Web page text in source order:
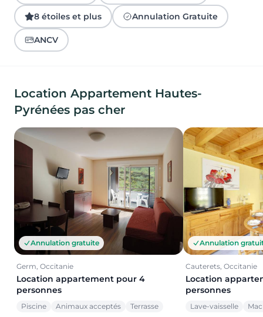
8 étoiles et plus Annulation Gratuite
ANCV
Location Appartement Hautes-
Pyrénées pas cher
Annulation gratuite
Germ, Occitanie
Location appartement pour 4
personnes
Piscine Animaux acceptés Terrasse
Annulation
Cauterets, Occitanie
Location
personnes
Lave-vaisselle